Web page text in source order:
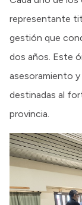
representante
gestión que
dos años. Este
asesoramiento
destinadas al
provincia.